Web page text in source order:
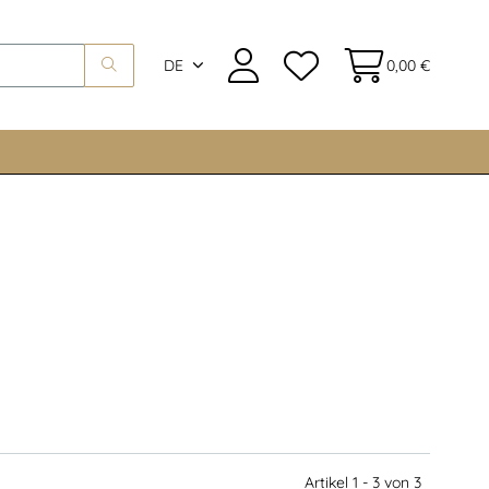
DE 0,00 €
Artikel 1 - 3 von 3